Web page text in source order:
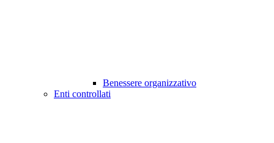
Benessere organizzativo
Enti controllati